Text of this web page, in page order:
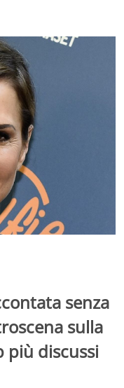
senza
sulla
più discussi